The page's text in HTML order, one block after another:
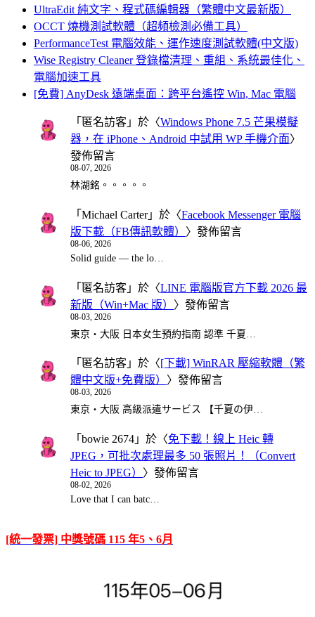
UltraEdit 純文字、程式碼編輯器（繁體中文最新版）
OCCT 燒機測試軟體（超頻檢測必備工具）
PerformanceTest 電腦效能、運作速度測試軟體(中文版)
Wise Registry Cleaner 登錄檔清理、重組、系統最佳化、
電腦加速工具
[免費] AnyDesk 遠端桌面：跨平台遙控 Win, Mac 電腦
「 匿名訪客 」於〈Windows Phone 7.5 芒果模擬
器，在 iPhone、Android 中試用 WP 手機介面〉
發佈留言
08-07, 2026
林湖銘。。。。。
「 Michael Carter」於〈Facebook Messenger 電腦
版下載（FB傳訊軟體） 〉發佈留言
08-06, 2026
Solid guide — the lo…
「 匿名訪客 」於〈LINE 電腦版官方下載 2026 最
新版（Win+Mac 版） 〉發佈留言
08-03, 2026
東京・大阪 日本女生預約指南 認準 千夏…
「 匿名訪客 」於〈[下載] WinRAR 壓縮軟體（繁
體中文版+免費版） 〉發佈留言
08-03, 2026
東京・大阪 高級派遣サービス 【千夏の伊…
「 bowie 2674 」於〈免下載！線上 Heic 轉
JPEG，可批次處理最多 50 張照片！（Convert
Heic to JPEG） 〉發佈留言
08-02, 2026
Love that I can batc…
[統一發票] 中獎號碼 115 年5、6月